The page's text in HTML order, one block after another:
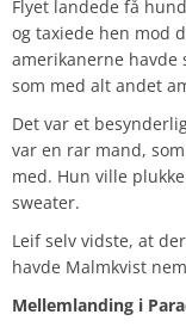
Flyet landede få
og taxiede hen mod
amerikanerne
som med alt andet
Det var et
var en rar mand,
med. Hun ville
sweater.
Leif selv vidste, at
havde Malmkvist
Mellemlanding i